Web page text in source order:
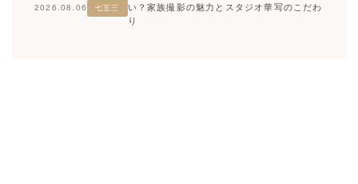
2026.08.06 七五三
い？家族撮影の魅力とスタジオ華写のこだわ
り